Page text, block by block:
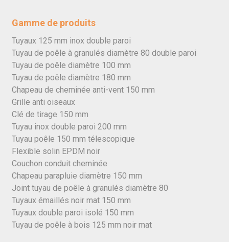
Gamme de produits
Tuyaux 125 mm inox double paroi
Tuyau de poêle à granulés diamètre 80 double paroi
Tuyau de poêle diamètre 100 mm
Tuyau de poêle diamètre 180 mm
Chapeau de cheminée anti-vent 150 mm
Grille anti oiseaux
Clé de tirage 150 mm
Tuyau inox double paroi 200 mm
Tuyau poêle 150 mm télescopique
Flexible solin EPDM noir
Couchon conduit cheminée
Chapeau parapluie diamètre 150 mm
Joint tuyau de poêle à granulés diamètre 80
Tuyaux émaillés noir mat 150 mm
Tuyaux double paroi isolé 150 mm
Tuyau de poêle à bois 125 mm noir mat